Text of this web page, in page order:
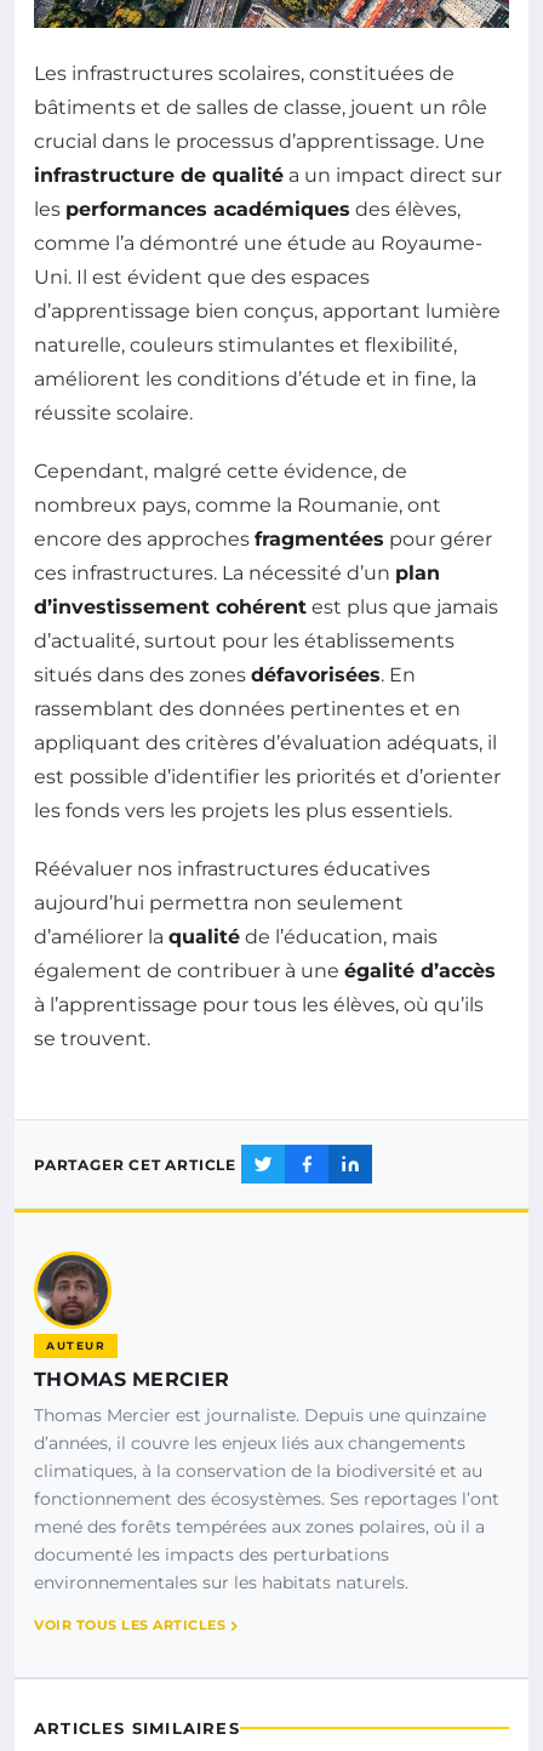
Les infrastructures scolaires, constituées de
bâtiments et de salles de classe, jouent un rôle
crucial dans le processus d’apprentissage. Une
infrastructure de qualité a un impact direct sur
les performances académiques des élèves,
comme l’a démontré une étude au Royaume-
Uni. Il est évident que des espaces
d’apprentissage bien conçus, apportant lumière
naturelle, couleurs stimulantes et flexibilité,
améliorent les conditions d’étude et in fine, la
réussite scolaire.
Cependant, malgré cette évidence, de
nombreux pays, comme la Roumanie, ont
encore des approches fragmentées pour gérer
ces infrastructures. La nécessité d’un plan
d’investissement cohérent est plus que jamais
d’actualité, surtout pour les établissements
situés dans des zones défavorisées. En
rassemblant des données pertinentes et en
appliquant des critères d’évaluation adéquats, il
est possible d’identifier les priorités et d’orienter
les fonds vers les projets les plus essentiels.
Réévaluer nos infrastructures éducatives
aujourd’hui permettra non seulement
d’améliorer la qualité de l’éducation, mais
également de contribuer à une égalité d’accès
à l’apprentissage pour tous les élèves, où qu’ils
se trouvent.
PARTAGER CET ARTICLE
AUTEUR
THOMAS MERCIER
Thomas Mercier est journaliste. Depuis une quinzaine
d’années, il couvre les enjeux liés aux changements
climatiques, à la conservation de la biodiversité et au
fonctionnement des écosystèmes. Ses reportages l’ont
mené des forêts tempérées aux zones polaires, où il a
documenté les impacts des perturbations
environnementales sur les habitats naturels.
VOIR TOUS LES ARTICLES
ARTICLES SIMILAIRES